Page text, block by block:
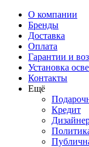
О компании
Бренды
Доставка
Оплата
Гарантии и
Установка
Контакты
Ещё
Кредит